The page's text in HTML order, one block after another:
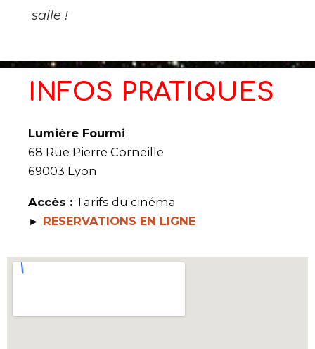
salle !
INFOS PRATIQUES
Lumière Fourmi
68 Rue Pierre Corneille
69003 Lyon
Accès : Tarifs du cinéma
► RESERVATIONS EN LIGNE